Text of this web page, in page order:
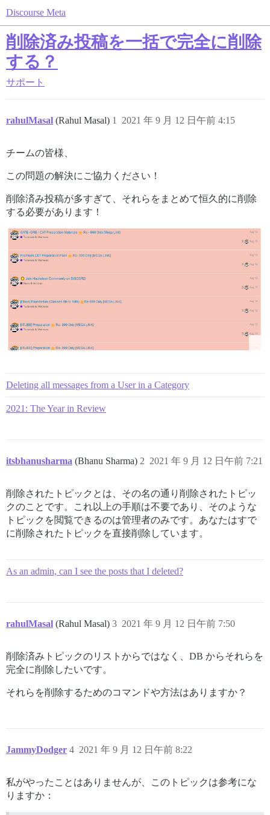
Discourse Meta
削除済み投稿を一括で完全に削除
する？
サポート
rahulMasal (Rahul Masal) 2021 年 9 月 12 日午前 4:15
1
チームの皆様、
この問題の解決にご協力ください！
削除済み投稿が多すぎて、それらをまとめて恒久的に削除
する必要があります！
Deleting all messages from a User in a Category
2021: The Year in Review
itsbhanusharma (Bhanu Sharma) 2021 年 9 月 12 日午前 7:21
2
削除されたトピックとは、その名の通り削除されたトピッ
クのことです。これ以上の手順は不要であり、そのような
トピックを閲覧できるのは管理者のみです。あなたはすで
に削除されたトピックを直接削除しています。
As an admin, can I see the posts that I deleted?
rahulMasal (Rahul Masal) 2021 年 9 月 12 日午前 7:50
3
削除済みトピックのリストからではなく、DB からそれらを
完全に削除したいです。
それらを削除するためのコマンドや方法はありますか？
JammyDodger 2021 年 9 月 12 日午前 8:22
4
私がやったことはありませんが、このトピックは参考にな
りますか：